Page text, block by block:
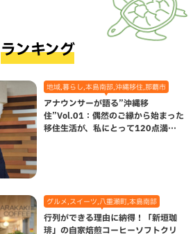
ランキング
地域,暮らし,本島南部,沖縄移住,那覇市
アナウンサーが語る”沖縄移
住”Vol.01：偶然のご縁から始まった
移住生活が、私にとって120点満点
グルメ,スイーツ,八重瀬町,本島南部
行列ができる理由に納得！「新垣珈
琲」の自家焙煎コーヒーソフトクリ